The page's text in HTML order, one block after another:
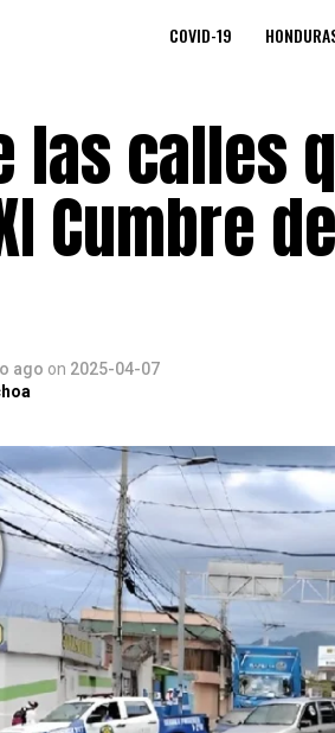
COVID-19
las calles
Cumbre
ago on 2025-04-07